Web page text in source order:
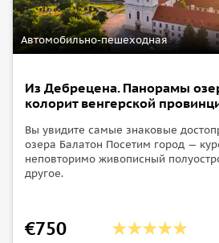
Автомобильно-пешеходная
Из Дебрецена. Панорамы
колорит венгерской
Вы увидите самые знаковые
озера Балатон Посетим город —
неповторимо живописный
другое.
€750